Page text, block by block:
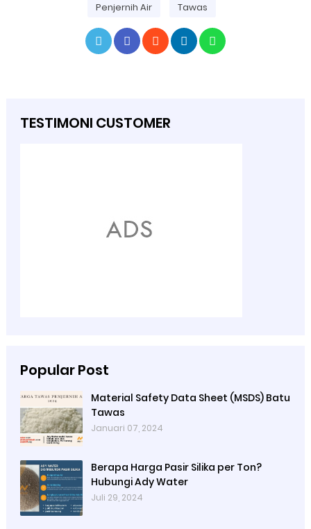
Penjernih Air Tawas
TESTIMONI CUSTOMER
Popular Post
Material Safety Data Sheet (MSDS) Batu
Tawas
Januari 07, 2024
Berapa Harga Pasir Silika per Ton?
Hubungi Ady Water
Juli 29, 2024